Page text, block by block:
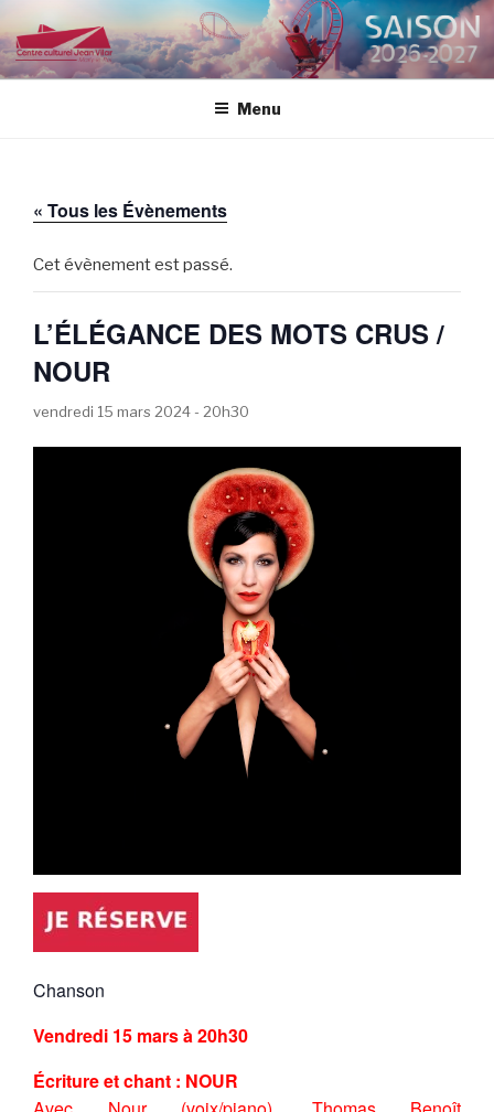
au
contenu
CENTRE CULTUREL JEAN
VILAR
Menu
« Tous les Évènements
Cet évènement est passé.
L’ÉLÉGANCE DES MOTS CRUS /
NOUR
vendredi 15 mars 2024 - 20h30
Chanson
Vendredi 15 marsà 20h30
Écriture et chant : NOUR